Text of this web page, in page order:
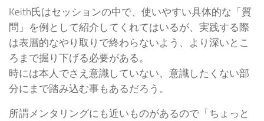
Keith氏はセッションの中で、使いやすい具体的な「質
問」を例として紹介してくれてはいるが、実践する際
は表層的なやり取りで終わらないよう、より深いとこ
ろまで掘り下げる必要がある。
時には本人でさえ意識していない、意識したくない部
分にまで踏み込む事もあるだろう。
所謂メンタリングにも近いものがあるので「ちょっと